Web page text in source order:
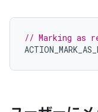
// Marking as